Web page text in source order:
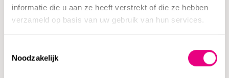
informatie die u aan ze heeft verstrekt of die ze hebben
verzameld op basis van uw gebruik van hun services.
Noodzakelijk
gemeente en omwonenden.
Advies over de juiste invulling van huurcontracten en
ondersteuning in geval van geschillen.
Opstellen van een goede koopovereenkomst die
aansluit bij de wensen van alle betrokken partijen.